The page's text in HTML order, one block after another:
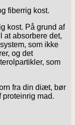
fiberrig kost.
kost. På grund af
at absorbere det,
som ikke
og det
som
fra din diæt, bør
mad.